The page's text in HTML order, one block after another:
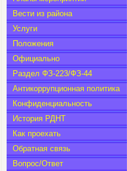
Вести из района
Услуги
Положения
Официально
Раздел ФЗ-223/ФЗ-44
Антикоррупционная политика
Конфиденциальность
История РДНТ
Как проехать
Обратная связь
Вопрос/Ответ